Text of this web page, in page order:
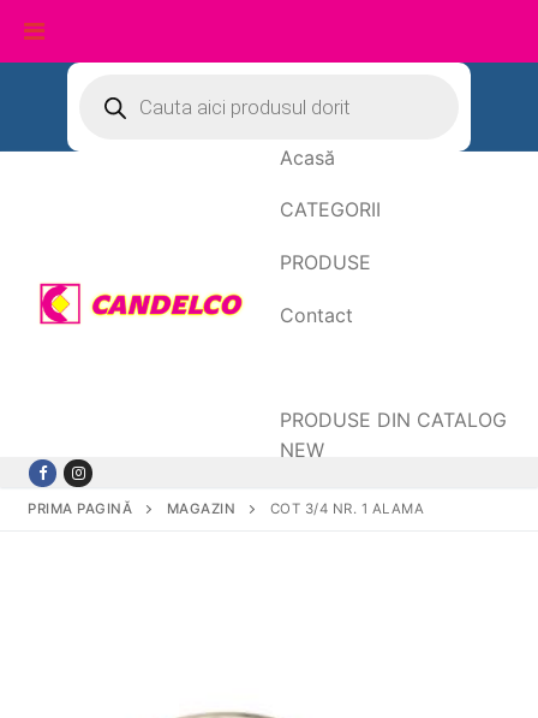
conținut
search
Acasă
CATEGORII
PRODUSE
Contact
PRODUSE DIN CATALOG
NEW
PRIMA PAGINĂ MAGAZIN COT 3/4 NR. 1 ALAMA